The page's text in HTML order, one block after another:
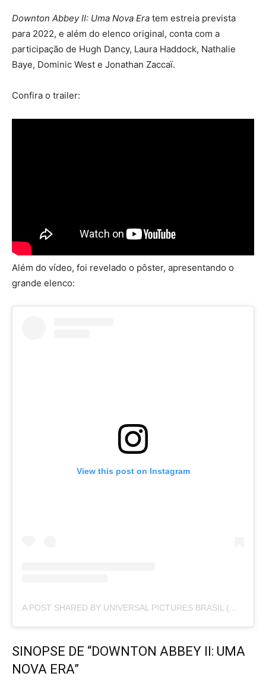
Downton Abbey II: Uma Nova Era tem estreia prevista
para 2022, e além do elenco original, conta com a
participação de Hugh Dancy, Laura Haddock, Nathalie
Baye, Dominic West e Jonathan Zaccaï.
Confira o trailer:
Além do vídeo, foi revelado o pôster, apresentando o
grande elenco:
View this post on Instagram
A POST SHARED BY UNIVERSAL PICTURES BRASIL (@UNIVERSALPICSBR)
SINOPSE DE “DOWNTON ABBEY II: UMA
NOVA ERA”